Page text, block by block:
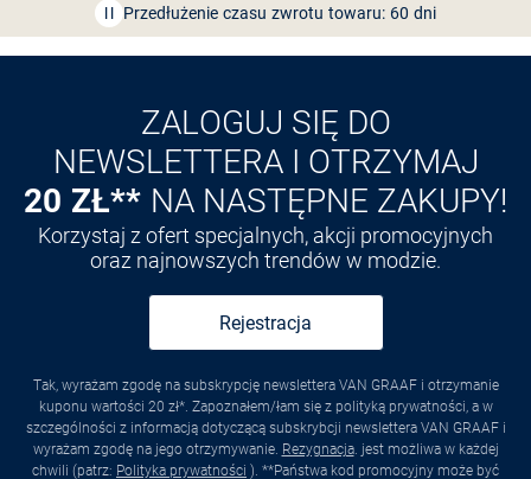
Przedłużenie czasu zwrotu towaru: 60 dni
Odkryj aplikację VANGRAAF
ZALOGUJ SIĘ DO
NEWSLETTERA I OTRZYMAJ
20 ZŁ** NA NASTĘPNE ZAKUPY!
Korzystaj z ofert specjalnych, akcji promocyjnych
oraz najnowszych trendów w modzie.
Rejestracja
Tak, wyrażam zgodę na subskrypcję newslettera VAN GRAAF i otrzymanie
kuponu wartości 20 zł*. Zapoznałem/łam się z polityką prywatności, a w
szczególności z informacją dotyczącą subskrybcji newslettera VAN GRAAF i
wyrażam zgodę na jego otrzymywanie. Rezygnacja. jest możliwa w każdej
chwili (patrz: Polityka prywatności ). **Państwa kod promocyjny może być